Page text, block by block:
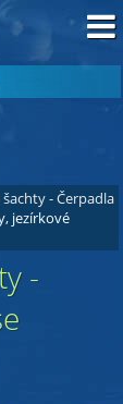
- Čerpadla
jezírkové
-